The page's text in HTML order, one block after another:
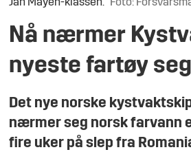
Jan Mayen-klassen.
Foto:
Nå nærmer
nyeste fartøy
Det nye norske
nærmer seg norsk farvann
fire uker på slep fra